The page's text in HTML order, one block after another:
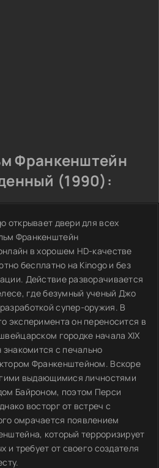
Франкенштейн
(1990):
открывает двери для всех
Франкенштейн
в хорошем HD-качестве
бесплатно на Kinogo и без
Действие разворачивается
где безумный ученый Джо
супер-оружия. В
эксперимента он переносится в
городке начала XIX
с печально
Франкенштейном. Вскоре
выдающимися личностями
Байроном, поэтом Перси
восторг от встреч с
омрачается появлением
который терроризирует
и требует от своего создателя